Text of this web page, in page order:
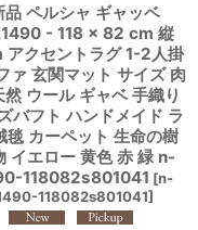
品 ペルシャ ギャッベ
- 118 × 82 cm 縦
アクセントラグ 1-2人掛
ァ 玄関マット サイズ 肉
然 ウール ギャベ 手織り
バフト ハンドメイド ラ
毯 カーペット 生命の樹
イエロー 黄色 赤 緑 n-
118082s801041 [n-
118082s801041]